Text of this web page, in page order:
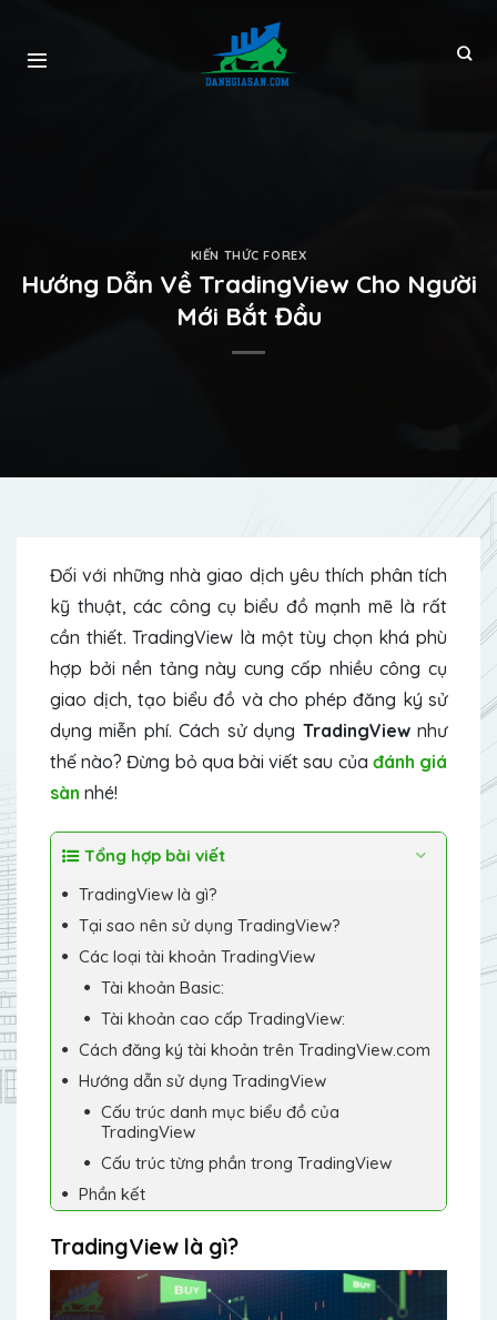
KIẾN THỨC FOREX
Hướng Dẫn Về TradingView Cho Người
Mới Bắt Đầu
Đối với những nhà giao dịch yêu thích phân tích
kỹ thuật, các công cụ biểu đồ mạnh mẽ là rất
cần thiết. TradingView là một tùy chọn khá phù
hợp bởi nền tảng này cung cấp nhiều công cụ
giao dịch, tạo biểu đồ và cho phép đăng ký sử
dụng miễn phí. Cách sử dụng TradingViewnhư
thế nào? Đừng bỏ qua bài viết sau của đánh giá
sàn nhé!
Tổng hợp bài viết
TradingView là gì?
Tại sao nên sử dụng TradingView?
Các loại tài khoản TradingView
Tài khoản Basic:
Tài khoản cao cấp TradingView:
Cách đăng ký tài khoản trên TradingView.com
Hướng dẫn sử dụng TradingView
Cấu trúc danh mục biểu đồ của
TradingView
Cấu trúc từng phần trong TradingView
Phần kết
TradingView là gì?